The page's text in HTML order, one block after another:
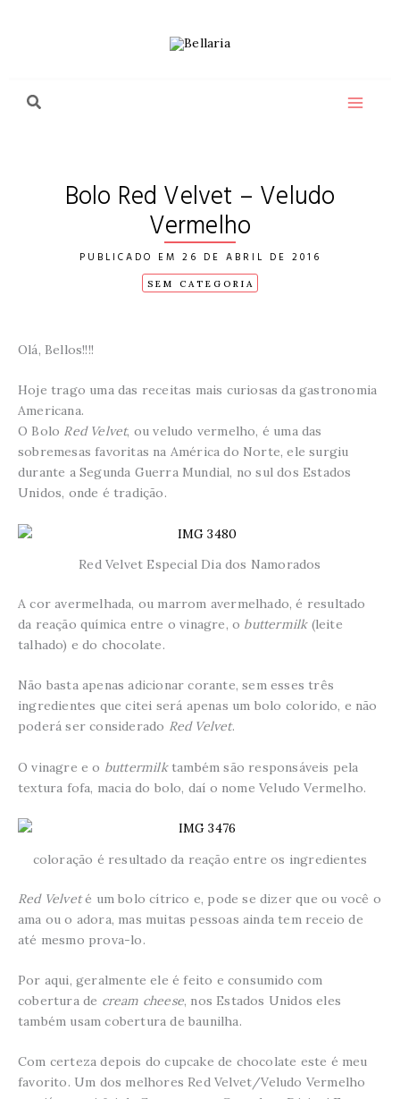
Bolo Red Velvet – Veludo
Vermelho
26 DE ABRIL DE 2016
SEM CATEGORIA
Olá, Bellos!!!!
Hoje trago uma das receitas mais curiosas da gastronomia
Americana.
O Bolo Red Velvet, ou veludo vermelho, é uma das
sobremesas favoritas na América do Norte, ele surgiu
durante a Segunda Guerra Mundial, no sul dos Estados
Unidos, onde é tradição.
Red Velvet Especial Dia dos Namorados
A cor avermelhada, ou marrom avermelhado, é resultado
da reação química entre o vinagre, o buttermilk(leite
talhado) e do chocolate.
Não basta apenas adicionar corante, sem esses três
ingredientes que citei será apenas um bolo colorido, e não
poderá ser considerado Red Velvet.
O vinagre e o buttermilktambém são responsáveis pela
textura fofa, macia do bolo, daí o nome Veludo Vermelho.
coloração é resultado da reação entre os ingredientes
Red Velveté um bolo cítrico e, pode se dizer que ou você o
ama ou o adora, mas muitas pessoas ainda tem receio de
até mesmo prova-lo.
Por aqui, geralmente ele é feito e consumido com
cobertura de cream cheese, nos Estados Unidos eles
também usam cobertura de baunilha.
Com certeza depois do cupcake de chocolate este é meu
favorito. Um dos melhores Red Velvet/Veludo Vermelho